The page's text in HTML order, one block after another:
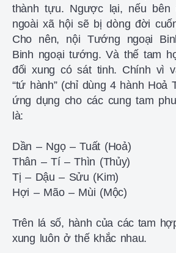
thành tựu. Ngược lại, nếu bên
ngoài xã hội sẽ bị dòng đời
Cho nên, nội Tướng ngoại
Binh ngoại tướng. Và thế tam
đối xung có sát tinh. Chính vì
“tứ hành” (chỉ dùng 4 hành Hoả
ứng dụng cho các cung tam
là:
Dần – Ngọ – Tuất (Hoả)
Thân – Tí – Thìn (Thủy)
Tị – Dậu – Sửu (Kim)
Hợi – Mão – Mùi (Mộc)
Trên lá số, hành của các tam
xung luôn ở thế khắc nhau.